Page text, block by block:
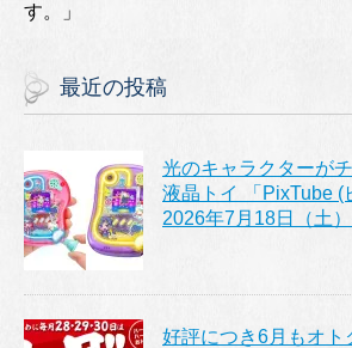
す。」
最近の投稿
光のキャラクターが
液晶トイ 「PixTube (
2026年7月18日（土）
好評につき6月もオト